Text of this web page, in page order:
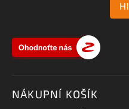
NÁKUPNÍ KOŠÍK